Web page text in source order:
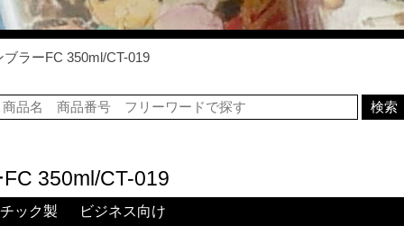
ラーFC 350ml/CT-019
350ml/CT-019
ック製 ビジネス向け